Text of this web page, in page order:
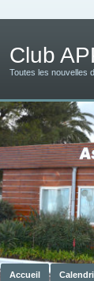
Club
Toutes les nouvelles
Accueil